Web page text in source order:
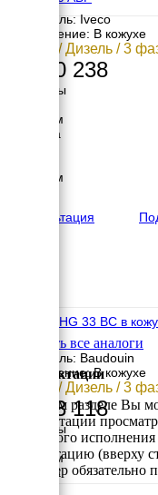
Двигатель: Iveco
Исполнение: В кожухе
24 кВт / Дизель / 3
2 540 238
Размеры
2213 мм
Ширина
1258 мм
Консультация
HERTZ HG 33 BC в
Двигатель: Baudouin
Исполнение: В кожухе
24 кВт / Дизель / 3
1 103 118
Размеры
2200 мм
Ширина
Смотреть все аналоги
Комплектации
В данном разделе Вы
комплектации
требуемого
консультацию
менеджер